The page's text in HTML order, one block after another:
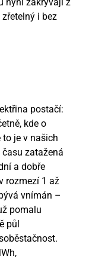
i bez
postačí:
kde o
je v našich
zatažená
a dobře
rozmezí 1 až
vnímán –
pomalu
půl